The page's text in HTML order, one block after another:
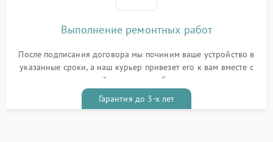
Выполнение ремонтных работ
После подписания договора мы починим ваше устройство в
указанные сроки, а наш курьер привезет его к вам вместе с
гарантийным талоном бесплатно
Гарантия до 3-х лет